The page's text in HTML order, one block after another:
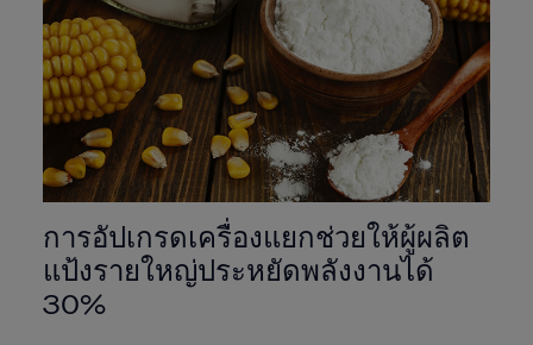
การอัปเกรดเครื่องแยกช่วยให้ผู้ผลิต
แป้งรายใหญ่ประหยัดพลังงานได้
30%